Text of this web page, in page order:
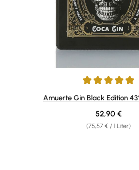
Durchschnittliche Bewertung von 4.93
Amuerte Gin Black Edition
(75,57 € / 1 Liter)
Regulärer
52,90 €